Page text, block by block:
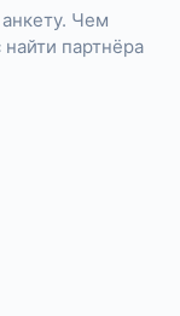
Чем
партнёра